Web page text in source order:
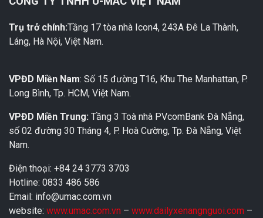
Trụ trở chính:Tầng 17 tòa nhà Icon4, 243A Đê La Thành,
Láng, Hà Nội, Việt Nam.
VPĐD Miền Nam: Số 15 đường T16, Khu The Manhattan, P.
Long Bình, Tp. HCM, Việt Nam.
VPĐD Miền Trung: Tầng 3 Toà nhà PVcomBank Đà Nẵng,
số 02 đường 30 Tháng 4, P. Hoà Cường, Tp. Đà Nẵng, Việt
Nam.
Điện thoại: +84 24 3773 3703
Hotline: 0833 486 586
Email: info@umac.com.vn
website: www.umac.com.vn – www.dailyxenangnguoi.com –